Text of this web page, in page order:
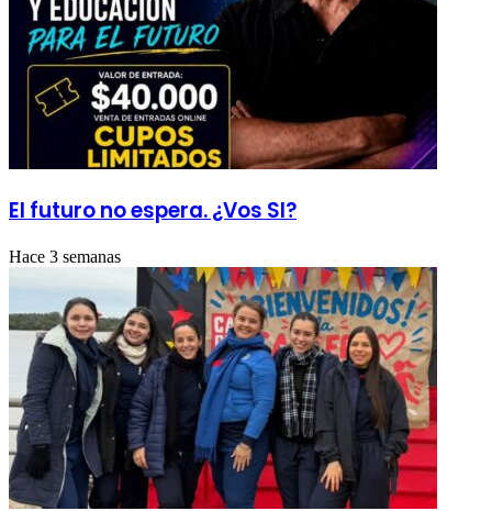
El futuro no espera. ¿Vos SI?
Hace 3 semanas